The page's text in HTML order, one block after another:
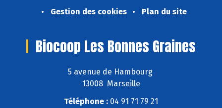
Gestion des cookies
Plan du site
Biocoop Les Bonnes Graines
5 avenue de Hambourg
13008 Marseille
Téléphone : 04 91 71 79 21